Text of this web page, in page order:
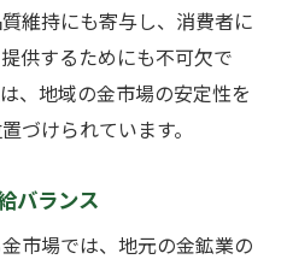
維持にも寄与し、消費者に
供するためにも不可欠で
、地域の金市場の安定性を
づけられています。
バランス
市場では、地元の金鉱業の